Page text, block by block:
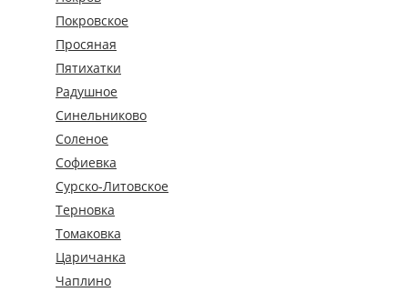
Покровское
Просяная
Пятихатки
Радушное
Синельниково
Соленое
Софиевка
Сурско-Литовское
Терновка
Томаковка
Царичанка
Чаплино